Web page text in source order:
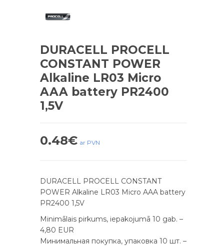
DURACELL PROCELL
CONSTANT POWER
Alkaline LR03 Micro
AAA battery PR2400
1,5V
0.48€ ar PVN
DURACELL PROCELL CONSTANT
POWER Alkaline LR03 Micro AAA battery
PR2400 1,5V
Minimālais pirkums, iepakojumā 10 gab. –
4,80 EUR
Минимальная покупка, упаковка 10 шт. –